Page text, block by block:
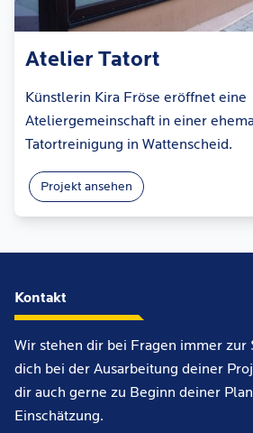
Atelier Tatort
Künstlerin Kira Fröse eröffnet eine
Ateliergemeinschaft in einer
Tatortreinigung in Wattenscheid.
Projekt ansehen
Kontakt
Wir stehen dir bei Fragen immer zur
dich bei der Ausarbeitung deiner
dir auch gerne zu Beginn deiner
Einschätzung.